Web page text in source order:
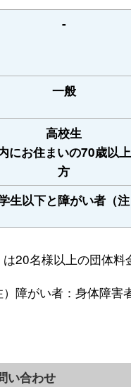
-
一般
高校生
にお住まいの70歳以
方
生以下と障がい者（注
20名様以上の団体料
障がい者：身体障害
い合わせ